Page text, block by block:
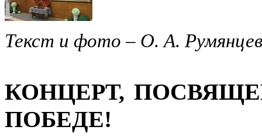
Текст и фото – О. А.
КОНЦЕРТ,
ПОБЕДЕ!